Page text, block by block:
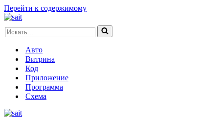
Перейти к содержимому
Искать...
Авто
Витрина
Код
Приложение
Программа
Схема